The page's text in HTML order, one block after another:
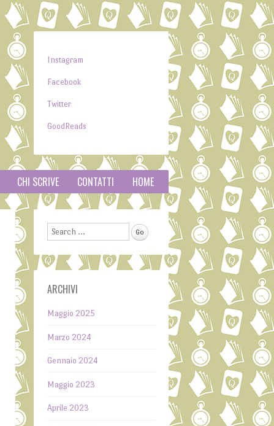
Instagram
Facebook
Twitter
GoodReads
HOME
CONTATTI
CHI SCRIVE
Search
ARCHIVI
Maggio 2025
Marzo 2024
Gennaio 2024
Maggio 2023
Aprile 2023